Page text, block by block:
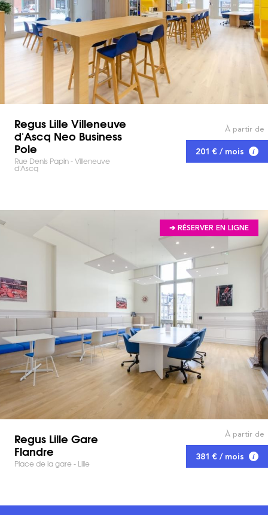
Regus Lille Villeneuve
d'Ascq Neo Business
Pole
Rue Denis Papin - Villeneuve
d'Ascq
À partir de
201 € / mois
➔ RÉSERVER EN LIGNE
Regus Lille Gare
Flandre
Place de la gare - Lille
À partir de
381 € / mois